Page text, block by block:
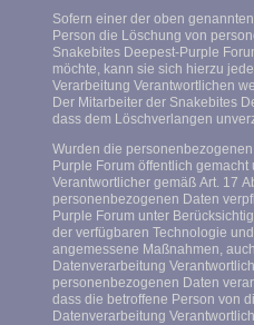
Sofern einer der oben
Person die Löschung von
Snakebites Deepest-Purple
möchte, kann sie sich hierzu
Verarbeitung Verantwortlichen
Der Mitarbeiter der Snakebites
dass dem Löschverlangen
Wurden die
Purple Forum öffentlich
Verantwortlicher gemäß Art. 17
personenbezogenen Daten
Purple Forum unter
der verfügbaren Technologie
angemessene Maßnahmen,
Datenverarbeitung
personenbezogenen Daten
dass die betroffene Person von
Datenverarbeitung